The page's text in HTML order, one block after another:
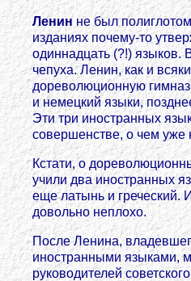
Ленин не был
изданиях почему-то
одиннадцать (?!) языков.
чепуха. Ленин, как и
дореволюционную
и немецкий языки,
Эти три иностранных
совершенстве, о чем уже
Кстати, о
учили два иностранных
еще латынь и греческий.
довольно неплохо.
После Ленина,
иностранными языками,
руководителей